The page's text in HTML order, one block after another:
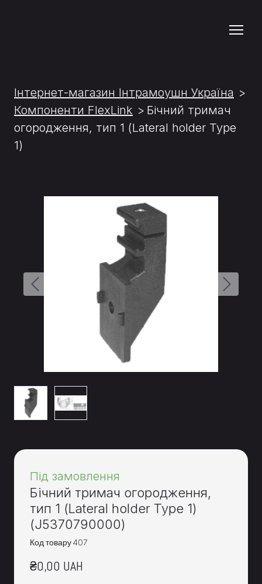
Інтернет-магазин Інтрамоушн Україна
Компоненти FlexLink
Бічний тримач
огородження, тип 1 (Lateral holder Type
1)
Під замовлення
Бічний тримач огородження,
тип 1 (Lateral holder Type 1)
(J5370790000)
Код товару 407
₴0,00 UAH